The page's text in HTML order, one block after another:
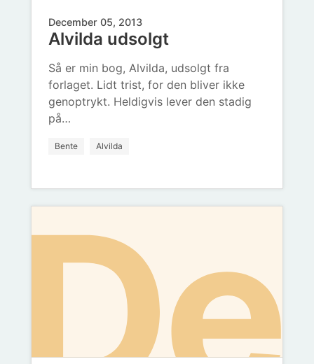
December 05, 2013
Alvilda udsolgt
Så er min bog, Alvilda, udsolgt fra
forlaget. Lidt trist, for den bliver ikke
genoptrykt. Heldigvis lever den stadig
på…
Bente Alvilda